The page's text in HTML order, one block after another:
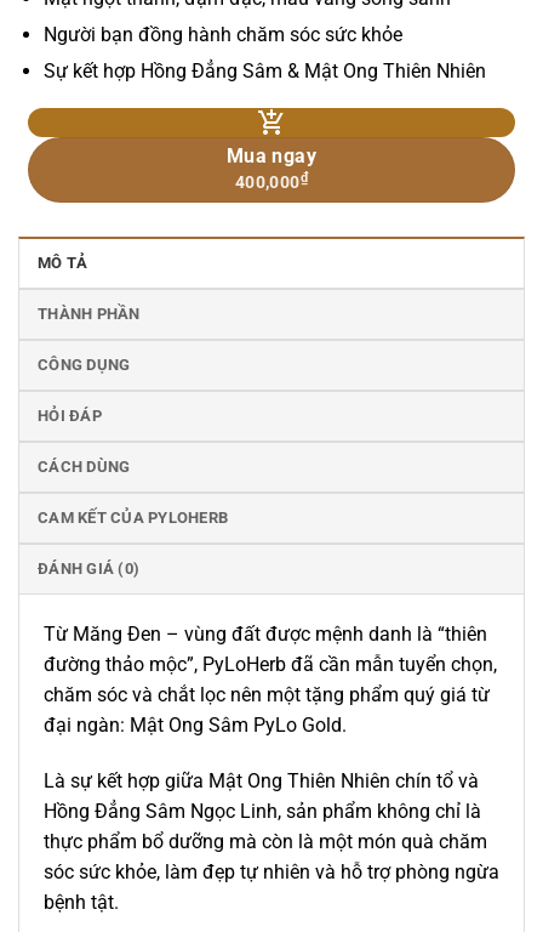
Người bạn đồng hành chăm sóc sức khỏe
Sự kết hợp Hồng Đẳng Sâm & Mật Ong Thiên Nhiên
Mua ngay
400,000₫
MÔ TẢ
THÀNH PHẦN
CÔNG DỤNG
HỎI ĐÁP
CÁCH DÙNG
CAM KẾT CỦA PYLOHERB
ĐÁNH GIÁ (0)
Từ Măng Đen – vùng đất được mệnh danh là “thiên
đường thảo mộc”, PyLoHerb đã cần mẫn tuyển chọn,
chăm sóc và chắt lọc nên một tặng phẩm quý giá từ
đại ngàn: Mật Ong Sâm PyLo Gold.
Là sự kết hợp giữa Mật Ong Thiên Nhiên chín tổ và
Hồng Đẳng Sâm Ngọc Linh, sản phẩm không chỉ là
thực phẩm bổ dưỡng mà còn là một món quà chăm
sóc sức khỏe, làm đẹp tự nhiên và hỗ trợ phòng ngừa
bệnh tật.